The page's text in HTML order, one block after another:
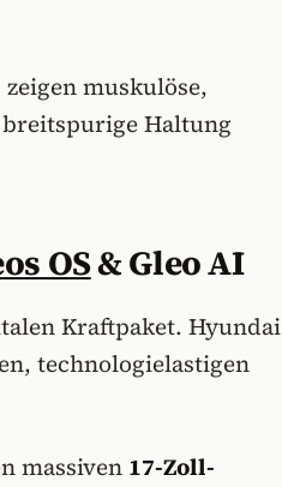
muskulöse,
breitspurige Haltung
OS& Gleo AI
Kraftpaket. Hyundai
technologielastigen
massiven 17-Zoll-